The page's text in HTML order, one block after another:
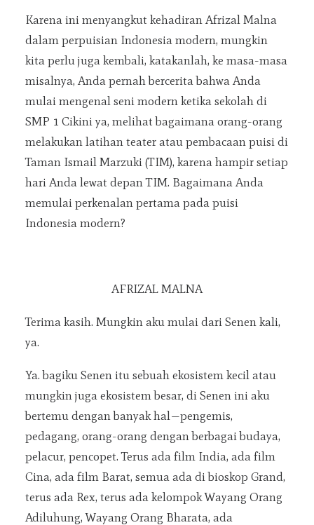
Karena ini menyangkut kehadiran Afrizal Malna
dalam perpuisian Indonesia modern, mungkin
kita perlu juga kembali, katakanlah, ke masa-masa
misalnya, Anda pernah bercerita bahwa Anda
mulai mengenal seni modern ketika sekolah di
SMP 1 Cikini ya, melihat bagaimana orang-orang
melakukan latihan teater atau pembacaan puisi di
Taman Ismail Marzuki (TIM), karena hampir setiap
hari Anda lewat depan TIM. Bagaimana Anda
memulai perkenalan pertama pada puisi
Indonesia modern?
AFRIZAL MALNA
Terima kasih. Mungkin aku mulai dari Senen kali,
ya.
Ya. bagiku Senen itu sebuah ekosistem kecil atau
mungkin juga ekosistem besar, di Senen ini aku
bertemu dengan banyak hal—pengemis,
pedagang, orang-orang dengan berbagai budaya,
pelacur, pencopet. Terus ada film India, ada film
Cina, ada film Barat, semua ada di bioskop Grand,
terus ada Rex, terus ada kelompok Wayang Orang
Adiluhung, Wayang Orang Bharata, ada